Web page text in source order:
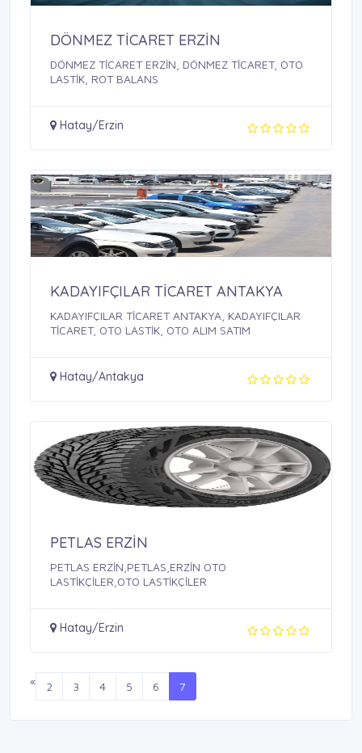
DÖNMEZ TİCARET ERZİN
DÖNMEZ TİCARET ERZİN, DÖNMEZ TİCARET, OTO
LASTİK, ROT BALANS
Hatay/Erzin
KADAYIFÇILAR TİCARET ANTAKYA
KADAYIFÇILAR TİCARET ANTAKYA, KADAYIFÇILAR
TİCARET, OTO LASTİK, OTO ALIM SATIM
Hatay/Antakya
PETLAS ERZİN
PETLAS ERZİN,PETLAS,ERZİN OTO
LASTİKÇİLER,OTO LASTİKÇİLER
Hatay/Erzin
« 2 3 4 5 6 7